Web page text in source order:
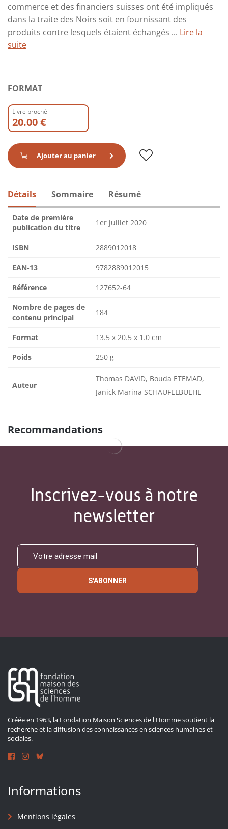
commerce et des financiers suisses ont été impliqués
dans la traite des Noirs soit en fournissant des
produits contre lesquels étaient échangés ... Lire la
suite
FORMAT
Livre broché
20.00 €
Ajouter au panier
Détails Sommaire Résumé
Date de première
publication du titre
1er juillet 2020
ISBN 2889012018
EAN-13 9782889012015
Référence 127652-64
Nombre de pages de
contenu principal
184
Format 13.5 x 20.5 x 1.0 cm
Poids 250 g
Auteur
Thomas DAVID, Bouda ETEMAD,
Janick Marina SCHAUFELBUEHL
Recommandations
Inscrivez-vous à notre
newsletter
S'ABONNER
Créée en 1963, la Fondation Maison Sciences de l'Homme soutient la
recherche et la diffusion des connaissances en sciences humaines et
sociales.
Informations
Mentions légales